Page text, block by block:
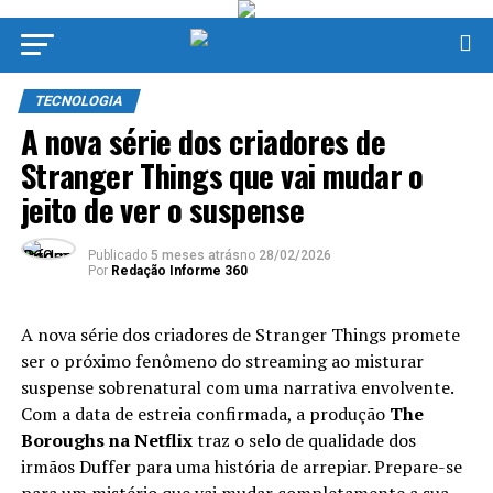
TECNOLOGIA
A nova série dos criadores de
Stranger Things que vai mudar o
jeito de ver o suspense
Publicado 5 meses atrásno 28/02/2026
Por Redação Informe 360
A nova série dos criadores de Stranger Things promete
ser o próximo fenômeno do streaming ao misturar
suspense sobrenatural com uma narrativa envolvente.
Com a data de estreia confirmada, a produção The
Boroughs na Netflixtraz o selo de qualidade dos
irmãos Duffer para uma história de arrepiar. Prepare-se